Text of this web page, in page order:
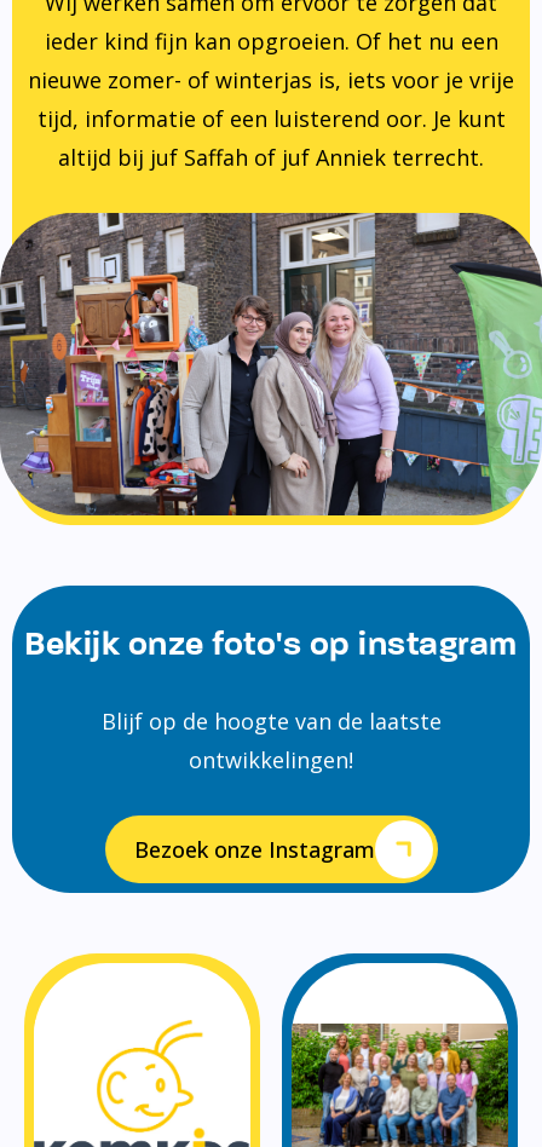
ieder kind fijn kan opgroeien. Of het nu een
nieuwe zomer- of winterjas is, iets voor je vrije
tijd, informatie of een luisterend oor. Je kunt
altijd bij juf Saffah of juf Anniek terrecht.
Bekijk onze foto's op instagram
Blijf op de hoogte van de laatste
ontwikkelingen!
Bezoek onze Instagram